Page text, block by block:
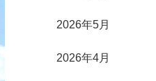
2026年5月
2026年4月